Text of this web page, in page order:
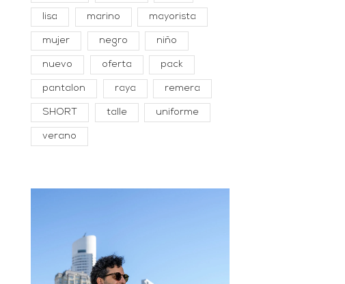
lisa marino mayorista
mujer negro niño
nuevo oferta pack
pantalon raya remera
SHORT talle uniforme
verano